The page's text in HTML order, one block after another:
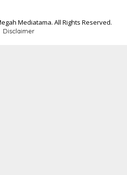
Mediatama. All Rights Reserved.
Disclaimer